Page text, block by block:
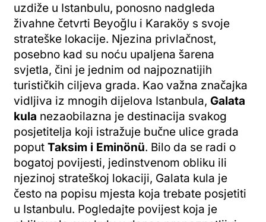
uzdiže u Istanbulu, ponosno nadgleda
živahne četvrti Beyoğlu i Karaköy s svoje
strateške lokacije. Njezina privlačnost,
posebno kad su noću upaljena šarena
svjetla, čini je jednim od najpoznatijih
turističkih ciljeva grada. Kao važna značajka
vidljiva iz mnogih dijelova Istanbula, Galata
kula nezaobilazna je destinacija svakog
posjetitelja koji istražuje bučne ulice grada
poput Taksim i Eminönü. Bilo da se radi o
bogatoj povijesti, jedinstvenom obliku ili
njezinoj strateškoj lokaciji, Galata kula je
često na popisu mjesta koja trebate posjetiti
u Istanbulu. Pogledajte povijest koja je